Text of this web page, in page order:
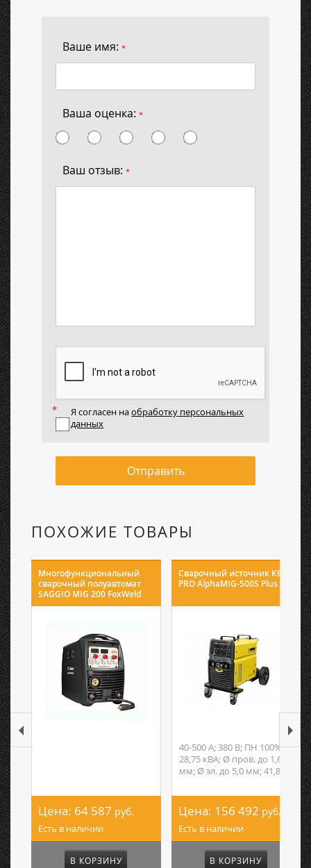
Ваше имя: *
Ваша оценка: *
Ваш отзыв: *
Я согласен наобработку персональных
данных
Отправить
ПОХОЖИЕ ТОВАРЫ
Многофункциональный
сварочный полуавтомат
SAGGIO MIG 200 FoxWeld
Цена: 64 587 руб.
Есть в наличии
В КОРЗИНУ
Сварочный источник КЕДР
PRO AlphaMIG-500S Plus
40-500 А; 380 В; ПН 100%;
28,75 кВА; Ø пров. до 1,6
мм; Ø эл. до 5,0 мм; 41,8 кг
Цена: 156 492 руб.
Есть в наличии
В КОРЗИНУ